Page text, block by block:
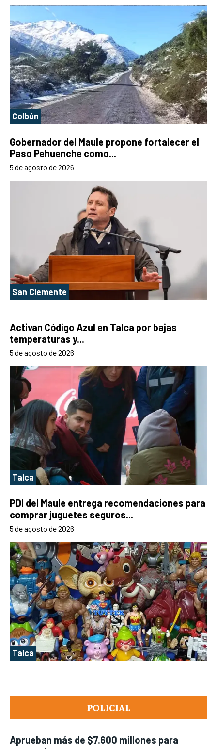
POLICIAL
Aprueban más de $7.600 millones para
Colbún
Gobernador del Maule propone fortalecer el
Paso Pehuenche como...
5 de agosto de 2026
San Clemente
Activan Código Azul en Talca por bajas
temperaturas y...
5 de agosto de 2026
Talca
PDI del Maule entrega recomendaciones para
comprar juguetes seguros...
5 de agosto de 2026
Talca